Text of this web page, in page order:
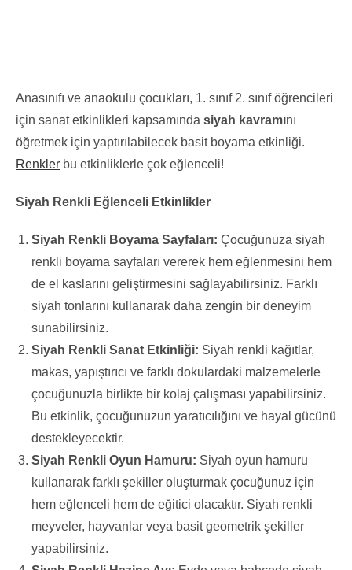
Anasınıfı ve anaokulu çocukları, 1. sınıf 2. sınıf öğrencileri
için sanat etkinlikleri kapsamında siyah kavramını
öğretmek için yaptırılabilecek basit boyama etkinliği.
Renkler bu etkinliklerle çok eğlenceli!
Siyah Renkli Eğlenceli Etkinlikler
Siyah Renkli Boyama Sayfaları: Çocuğunuza siyah
renkli boyama sayfaları vererek hem eğlenmesini hem
de el kaslarını geliştirmesini sağlayabilirsiniz. Farklı
siyah tonlarını kullanarak daha zengin bir deneyim
sunabilirsiniz.
Siyah Renkli Sanat Etkinliği: Siyah renkli kağıtlar,
makas, yapıştırıcı ve farklı dokulardaki malzemelerle
çocuğunuzla birlikte bir kolaj çalışması yapabilirsiniz.
Bu etkinlik, çocuğunuzun yaratıcılığını ve hayal gücünü
destekleyecektir.
Siyah Renkli Oyun Hamuru: Siyah oyun hamuru
kullanarak farklı şekiller oluşturmak çocuğunuz için
hem eğlenceli hem de eğitici olacaktır. Siyah renkli
meyveler, hayvanlar veya basit geometrik şekiller
yapabilirsiniz.